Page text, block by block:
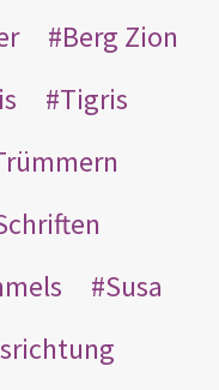
Berg Zion
Tigris
Susa